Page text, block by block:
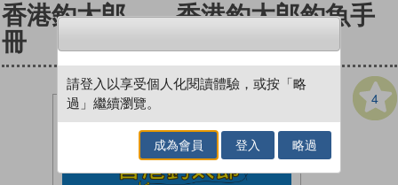
香港釣太郎——香港釣太郎釣魚手
冊
4
請登入以享受個人化閱讀體驗，或按「略
過」繼續瀏覽。
成為會員 登入 略過